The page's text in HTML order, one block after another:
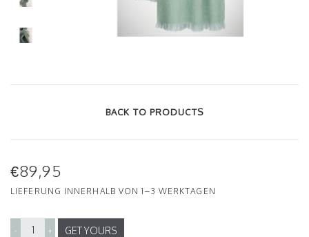
BACK TO PRODUCTS
€89,95
LIEFERUNG INNERHALB VON 1–3 WERKTAGEN
- + GET YOURS